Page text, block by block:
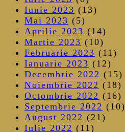
Iunie 2023 (13)
Mai 2023 (5)
Aprilie 2023 (14)
Martie 2023 (10)
Februarie 2023 (11)
Ianuarie 2023 (12)
Decembrie 2022 (15)
Noiembrie 2022 (18)
Octombrie 2022 (16)
Septembrie 2022 (10)
August 2022 (21)
Iulie 2022 (11)